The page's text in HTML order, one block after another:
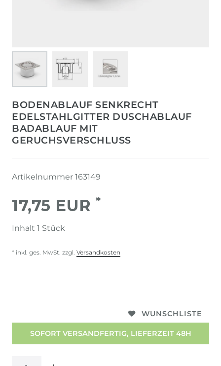
BODENABLAUF SENKRECHT
EDELSTAHLGITTER DUSCHABLAUF
BADABLAUF MIT
GERUCHSVERSCHLUSS
Artikelnummer 163149
17,75 EUR *
Inhalt 1 Stück
* inkl. ges. MwSt. zzgl. Versandkosten
WUNSCHLISTE
SOFORT VERSANDFERTIG, LIEFERZEIT 48H